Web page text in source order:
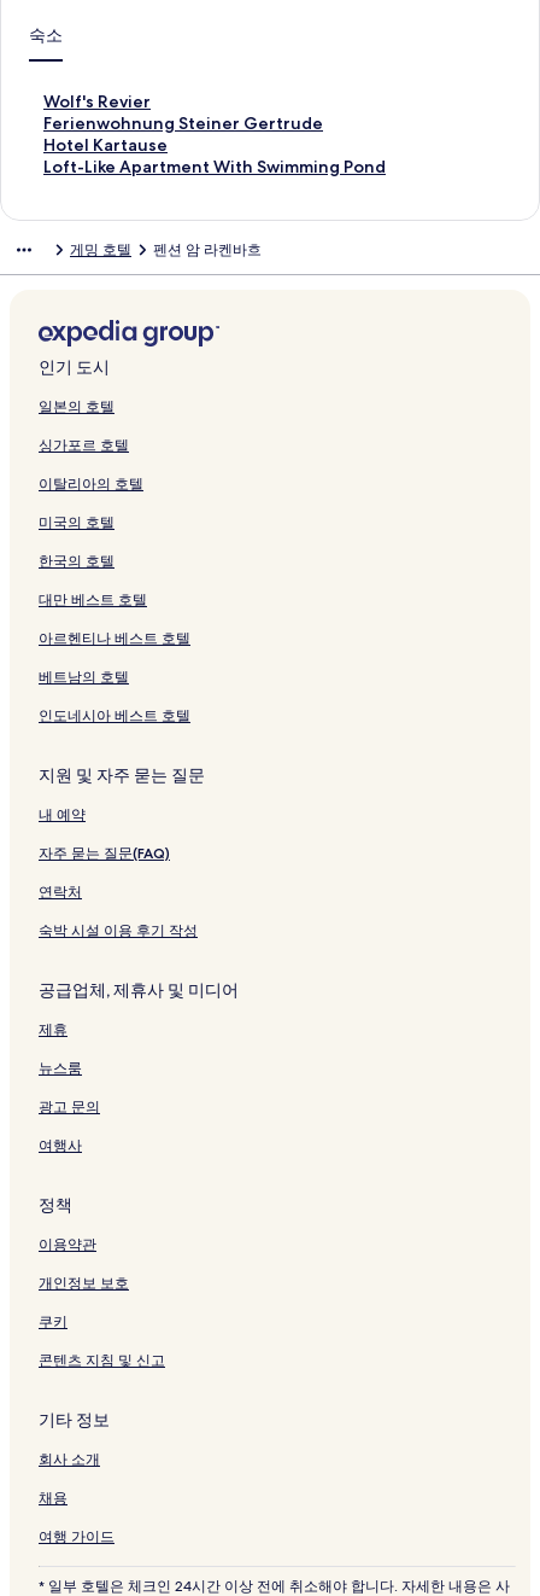
숙소
Wolf's Revier
W
o
l
f
v
r
페
이
지
여
링
크
Ferienwohnung Steiner Gertrude
F
e
r
o
u
n
g
S
e
n
e
r
G
r
r
d
e
페
지
여
링
크
Hotel Kartause
H
o
a
a
u
s
e
이
를
여
는
링
Loft-Like Apartment With Swimming Pond
L
L
e
A
p
a
t
e
n
t
W
t
S
i
m
m
n
P
n
d
페
이
여
링
게밍 호텔 펜션 암 라켄바흐
인기 도시
일본의 호텔
싱가포르 호텔
이탈리아의 호텔
미국의 호텔
한국의 호텔
대만 베스트 호텔
아르헨티나 베스트 호텔
베트남의 호텔
인도네시아 베스트 호텔
지원 및 자주 묻는 질문
내 예약
자주 묻는 질문(FAQ)
연락처
숙박 시설 이용 후기 작성
공급업체, 제휴사 및 미디어
제휴
뉴스룸
광고 문의
여행사
정책
이용약관
개인정보 보호
쿠키
콘텐츠 지침 및 신고
기타 정보
회사 소개
채용
여행 가이드
* 일부 호텔은 체크인 24시간 이상 전에 취소해야 합니다. 자세한 내용은 사